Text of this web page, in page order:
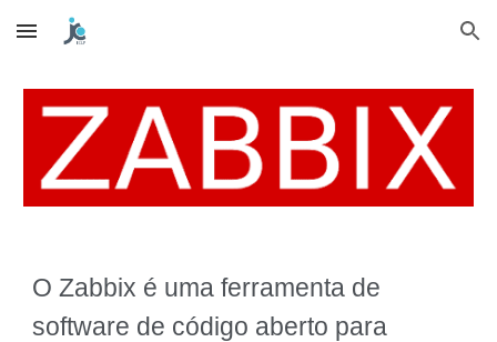
Skip to main content Skip to navigation
O Zabbix é uma ferramenta de
software de código aberto para